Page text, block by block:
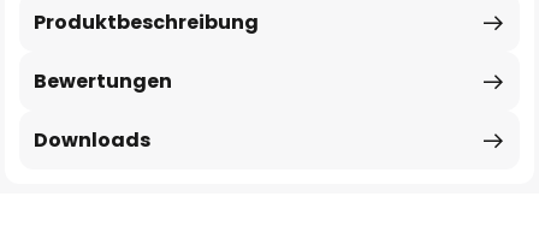
Produktbeschreibung
Bewertungen
Downloads